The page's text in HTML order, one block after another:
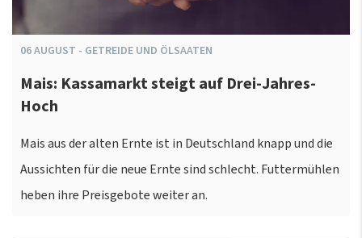
06AUGUST - GETREIDE UND ÖLSAATEN
Mais: Kassamarkt steigt auf Drei-Jahres-
Hoch
Mais aus der alten Ernte ist in Deutschland knapp und die
Aussichten für die neue Ernte sind schlecht. Futtermühlen
heben ihre Preisgebote weiter an.